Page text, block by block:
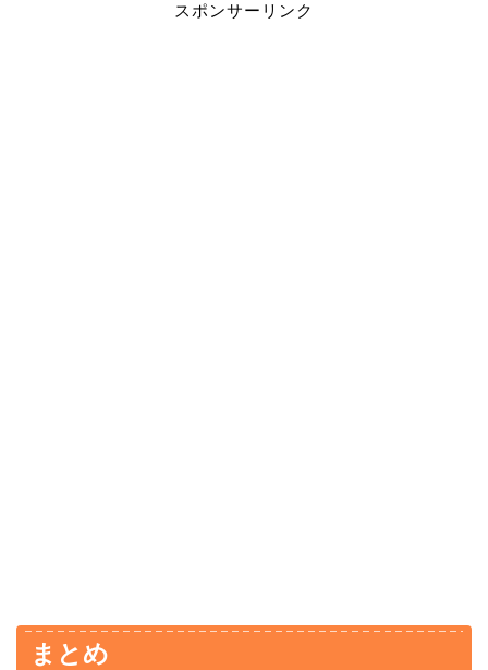
スポンサーリンク
まとめ